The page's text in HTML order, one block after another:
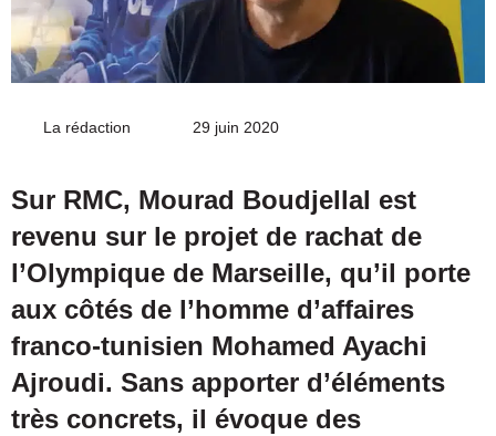
La rédaction
Envoyer29 juin 2020
Sur RMC, Mourad Boudjellal est
revenu sur le projet de rachat de
l’Olympique de Marseille, qu’il porte
aux côtés de l’homme d’affaires
franco-tunisien Mohamed Ayachi
Ajroudi. Sans apporter d’éléments
très concrets, il évoque des